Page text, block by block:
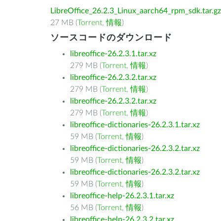
LibreOffice_26.2.3_Linux_aarch64_rpm_sdk.tar.gz
27 MB (Torrent,情報)
ソースコードのダウンロード
libreoffice-26.2.3.1.tar.xz
279 MB (Torrent,情報)
libreoffice-26.2.3.2.tar.xz
279 MB (Torrent,情報)
libreoffice-26.2.3.2.tar.xz
279 MB (Torrent,情報)
libreoffice-dictionaries-26.2.3.1.tar.xz
59 MB (Torrent,情報)
libreoffice-dictionaries-26.2.3.2.tar.xz
59 MB (Torrent,情報)
libreoffice-dictionaries-26.2.3.2.tar.xz
59 MB (Torrent,情報)
libreoffice-help-26.2.3.1.tar.xz
56 MB (Torrent,情報)